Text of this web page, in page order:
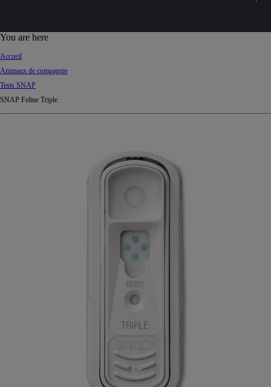
d
You are here
Accueil
Animaux de compagnie
Tests SNAP
SNAP Feline Triple